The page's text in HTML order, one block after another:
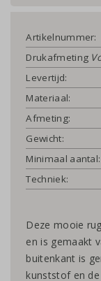
Artikelnummer:
Drukafmeting
Levertijd:
Materiaal:
Afmeting:
Gewicht:
Minimaal aantal:
Techniek:
Deze mooie
en is gemaakt
buitenkant is
kunststof en de